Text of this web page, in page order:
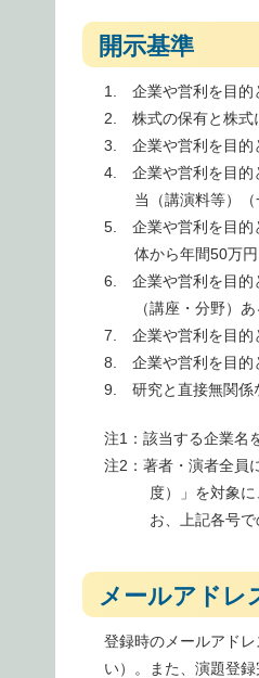
開示基準
1. 企業や営利を目的
2. 株式の保有と株式
3. 企業や営利を目的
4. 企業や営利を目的
当（講演料等）
5. 企業や営利を目的
体から年間50万
6. 企業や営利を目的
（講座・分野）
7. 企業や営利を目的
8. 企業や営利を目的
9. 研究と直接無関係
注1：該当する企業名
注2：著者・演者全員
度）」を対象
お、上記各号
メールアドレ
登録時のメールアド
い）。また、演題登